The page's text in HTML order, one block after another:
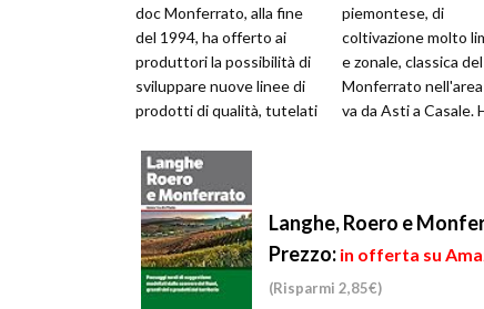
doc Monferrato, alla fine
del 1994, ha offerto ai
produttori la possibilità di
sviluppare nuove linee di
prodotti di qualità, tutelati
piemontese, di
coltivazione molto
e zonale, classica del
Monferrato
va da Asti a Casale.
Langhe, Roero e
Prezzo: in offerta su
(Risparmi 2,85€)